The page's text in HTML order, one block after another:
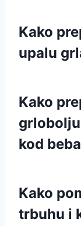
Kako
upalu
Kako
kod
Kako
trbuhu i